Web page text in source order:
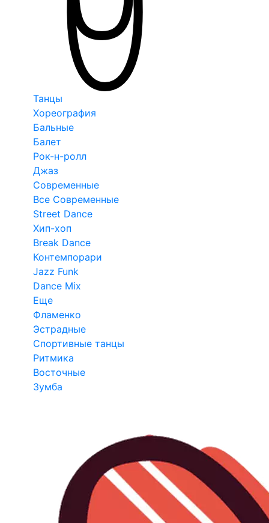
Танцы
Хореография
Бальные
Балет
Рок-н-ролл
Джаз
Современные
Все Современные
Street Dance
Хип-хоп
Break Dance
Контемпорари
Jazz Funk
Dance Mix
Еще
Фламенко
Эстрадные
Спортивные танцы
Ритмика
Восточные
Зумба